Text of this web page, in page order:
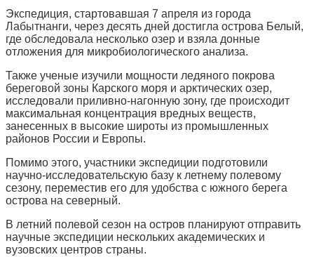
Экспедиция, стартовавшая 7 апреля из города
Лабытнанги, через десять дней достигла острова Белый,
где обследовала несколько озер и взяла донные
отложения для микробиологического анализа.
Также ученые изучили мощности ледяного покрова
береговой зоны Карского моря и арктических озер,
исследовали приливно-нагонную зону, где происходит
максимальная концентрация вредных веществ,
занесенных в высокие широты из промышленных
районов России и Европы.
Помимо этого, участники экспедиции подготовили
научно-исследовательскую базу к летнему полевому
сезону, переместив его для удобства с южного берега
острова на северный.
В летний полевой сезон на остров планируют отправить
научные экспедиции нескольких академических и
вузовских центров страны.